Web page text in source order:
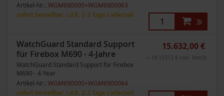
Artikel-Nr.: WGM690000+WGM6900063
sofort bestellbar, i.d.R. 2-3 Tage Lieferzeit
WatchGuard Standard Support
für Firebox M690 - 4-Jahre
WatchGuard Standard Support for Firebox
M690 - 4-Year
Artikel-Nr.: WGM690000+WGM6900064
sofort bestellbar, i.d.R. 2-3 Tage Lieferzeit
15.632,00 €
= 18.13312 € inkl. MwSt